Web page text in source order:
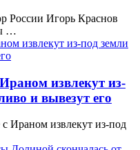
России Игорь Краснов
…
извлекут из-
и вывезут его
Ираном извлекут из-под